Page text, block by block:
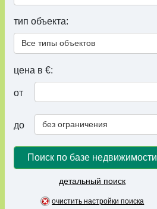
тип объекта:
Все типы объектов
цена в €:
от
до без ограничения
Поиск по базе недвижимости
детальный поиск
очистить настройки поиска